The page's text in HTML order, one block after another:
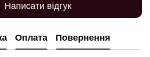
Написати відгук
Оплата Повернення